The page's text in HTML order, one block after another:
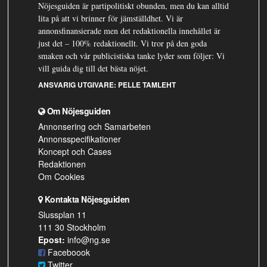
Nöjesguiden är partipolitiskt obunden, men du kan alltid
lita på att vi brinner för jämställdhet. Vi är
annonsfinansierade men det redaktionella innehållet är
just det – 100% redaktionellt. Vi tror på den goda
smaken och vår publicistiska tanke lyder som följer: Vi
vill guida dig till det bästa nöjet.
ANSVARIG UTGIVARE: PELLE TAMLEHT
Om Nöjesguiden
Annonsering och Samarbeten
Annonsspecifikationer
Koncept och Cases
Redaktionen
Om Cookies
Kontakta Nöjesguiden
Slussplan 11
111 30 Stockholm
Epost: info@ng.se
Faceboook
Twitter